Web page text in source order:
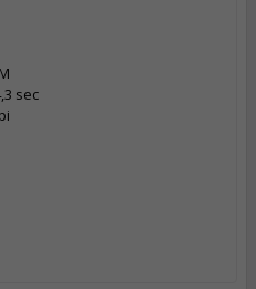
sec